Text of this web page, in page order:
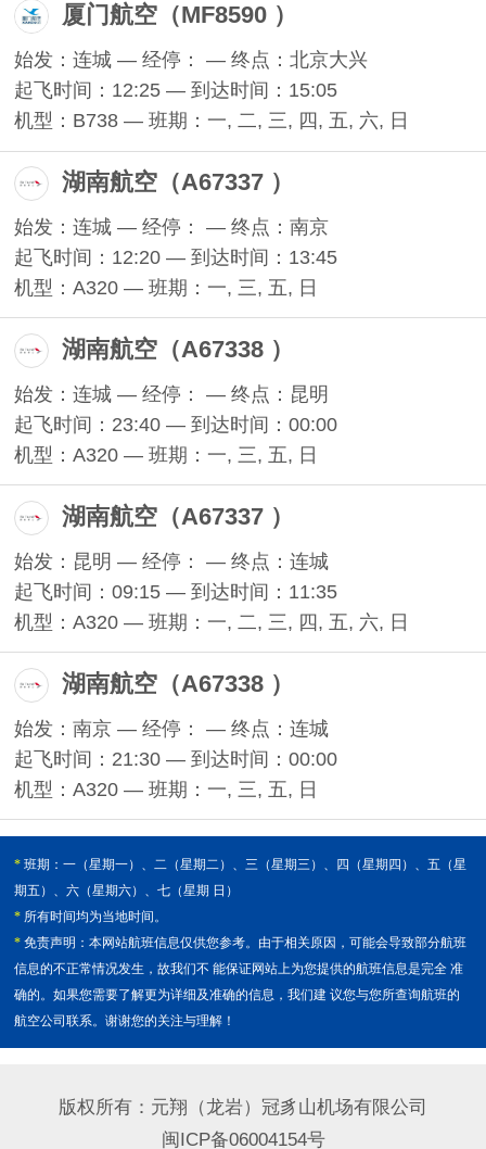
厦门航空（MF8590 ）
始发：连城 — 经停： — 终点：北京大兴
起飞时间：12:25 — 到达时间：15:05
机型：B738 — 班期：一, 二, 三, 四, 五, 六, 日
湖南航空（A67337 ）
始发：连城 — 经停： — 终点：南京
起飞时间：12:20 — 到达时间：13:45
机型：A320 — 班期：一, 三, 五, 日
湖南航空（A67338 ）
始发：连城 — 经停： — 终点：昆明
起飞时间：23:40 — 到达时间：00:00
机型：A320 — 班期：一, 三, 五, 日
湖南航空（A67337 ）
始发：昆明 — 经停： — 终点：连城
起飞时间：09:15 — 到达时间：11:35
机型：A320 — 班期：一, 二, 三, 四, 五, 六, 日
湖南航空（A67338 ）
始发：南京 — 经停： — 终点：连城
起飞时间：21:30 — 到达时间：00:00
机型：A320 — 班期：一, 三, 五, 日
* 班期：一（星期一）、二（星期二）、三（星期三）、四（星期四）、五（星
期五）、六（星期六）、七（星期 日）
* 所有时间均为当地时间。
* 免责声明：本网站航班信息仅供您参考。由于相关原因，可能会导致部分航班
信息的不正常情况发生，故我们不 能保证网站上为您提供的航班信息是完全 准
确的。如果您需要了解更为详细及准确的信息，我们建 议您与您所查询航班的
航空公司联系。谢谢您的关注与理解！
版权所有：元翔（龙岩）冠豸山机场有限公司
闽ICP备06004154号